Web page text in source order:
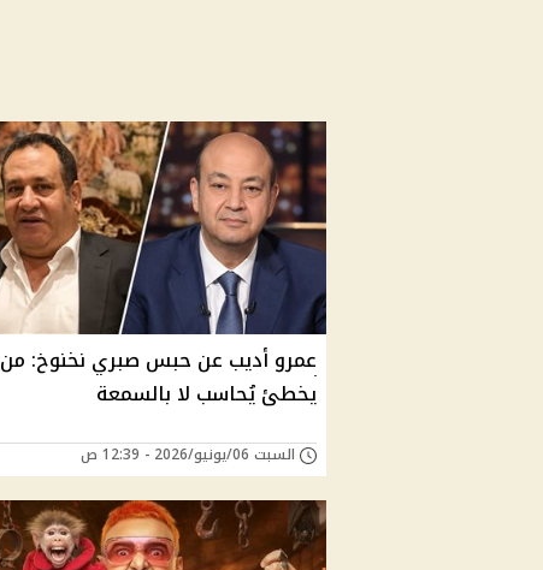
عمرو أديب عن حبس صبري نخنوخ: من
يخطئ يُحاسب لا بالسمعة
السبت 06/يونيو/2026 - 12:39 ص